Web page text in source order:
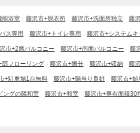
能浴室 藤沢市+脱衣所 藤沢市+洗面所独立 藤
ス専用 藤沢市+トイレ専用 藤沢市+システムキ
市+2面バルコニー 藤沢市+南面バルコニー 藤
部フローリング 藤沢市+振分 藤沢市+収納 藤
+駐車場1台無料 藤沢市+陽当り良好 藤沢市+始
ングの隣和室 藤沢市+和室 藤沢市+専有面積30